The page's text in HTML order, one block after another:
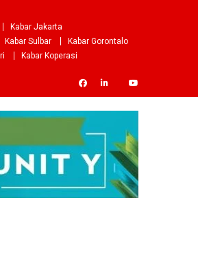
Kabar Jakarta
Kabar Sulbar
Kabar Gorontalo
Kabar Koperasi